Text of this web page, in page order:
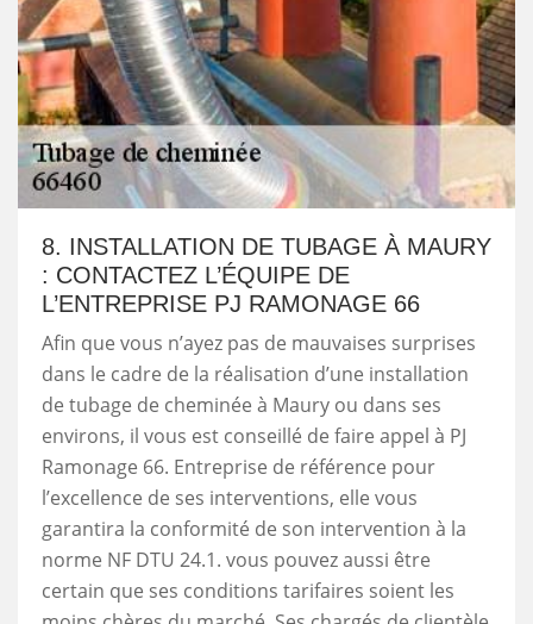
8. INSTALLATION DE TUBAGE À MAURY
: CONTACTEZ L’ÉQUIPE DE
L’ENTREPRISE PJ RAMONAGE 66
Afin que vous n’ayez pas de mauvaises surprises
dans le cadre de la réalisation d’une installation
de tubage de cheminée à Maury ou dans ses
environs, il vous est conseillé de faire appel à PJ
Ramonage 66. Entreprise de référence pour
l’excellence de ses interventions, elle vous
garantira la conformité de son intervention à la
norme NF DTU 24.1. vous pouvez aussi être
certain que ses conditions tarifaires soient les